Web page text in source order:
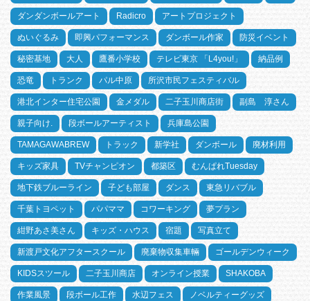
ダンダンボールアート Radicro アートプロジェクト
ぬいぐるみ 即興パフォーマンス ダンボール作家 防災イベント
秘密基地 大人 鷹番小学校 テレビ東京 「L4you!」 納品例
恐竜 トランク パル中原 所沢市民フェスティバル
港北インター住宅公園 金メダル 二子玉川商店街 副島 淳さん
親子向け. 段ボールアーティスト 兵庫島公園
TAMAGAWABREW トラック 新学社 ダンボール 廃材利用
キッズ家具 TVチャンピオン 都築区 むんぱれTuesday
地下鉄ブルーライン 子ども部屋 ダンス 東急リバブル
千葉トヨペット パパママ コワーキング 夢プラン
紺野あさ美さん キッズ・ハウス 宿題 写真立て
新渡戸文化アフタースクール 廃棄物収集車輛 ゴールデンウィーク
KIDSスツール 二子玉川商店 オンライン授業 SHAKOBA
作業風景 段ボール工作 水辺フェス ノベルティーグッズ